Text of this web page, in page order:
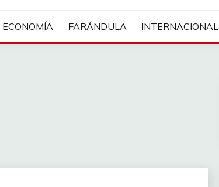
ECONOMÍA FARÁNDULA INTERNACIONAL